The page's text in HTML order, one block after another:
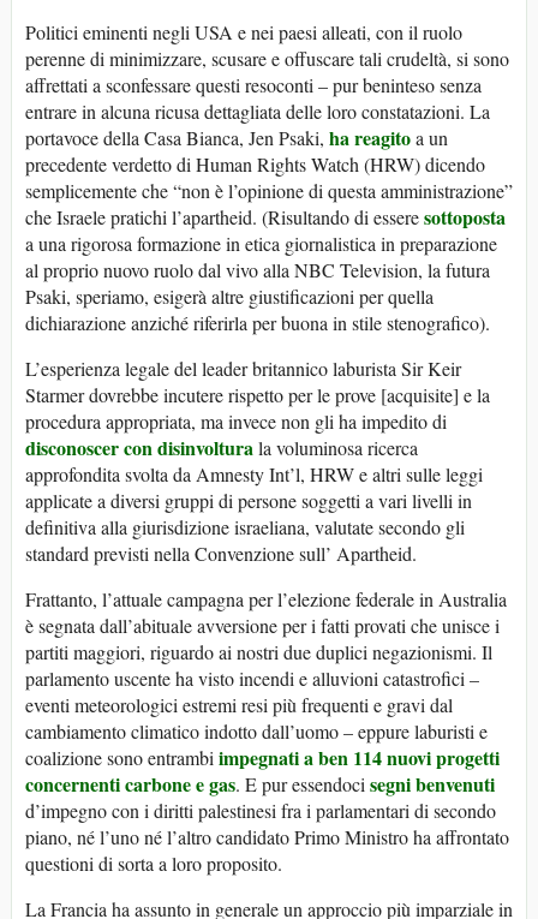
Politici eminenti negli USA e nei paesi alleati, con il ruolo
perenne di minimizzare, scusare e offuscare tali crudeltà, si sono
affrettati a sconfessare questi resoconti – pur beninteso senza
entrare in alcuna ricusa dettagliata delle loro constatazioni. La
portavoce della Casa Bianca, Jen Psaki, ha reagitoa un
precedente verdetto di Human Rights Watch (HRW) dicendo
semplicemente che “non è l’opinione di questa amministrazione”
che Israele pratichi l’apartheid. (Risultando di esseresottoposta
a una rigorosa formazione in etica giornalistica in preparazione
al proprio nuovo ruolo dal vivo alla NBC Television, la futura
Psaki, speriamo, esigerà altre giustificazioni per quella
dichiarazione anziché riferirla per buona in stile stenografico).
L’esperienza legale del leader britannico laburista Sir Keir
Starmer dovrebbe incutere rispetto per le prove [acquisite] e la
procedura appropriata, ma invece non gli ha impedito di
disconoscer con disinvoltura la voluminosa ricerca
approfondita svolta da Amnesty Int’l, HRW e altri sulle leggi
applicate a diversi gruppi di persone soggetti a vari livelli in
definitiva alla giurisdizione israeliana, valutate secondo gli
standard previsti nella Convenzione sull’ Apartheid.
Frattanto, l’attuale campagna per l’elezione federale in Australia
è segnata dall’abituale avversione per i fatti provati che unisce i
partiti maggiori, riguardo ai nostri due duplici negazionismi. Il
parlamento uscente ha visto incendi e alluvioni catastrofici –
eventi meteorologici estremi resi più frequenti e gravi dal
cambiamento climatico indotto dall’uomo – eppure laburisti e
coalizione sono entrambi impegnati a ben 114 nuovi progetti
concernenti carbone e gas. E pur essendoci segni benvenuti
d’impegno con i diritti palestinesi fra i parlamentari di secondo
piano, né l’uno né l’altro candidato Primo Ministro ha affrontato
questioni di sorta a loro proposito.
La Francia ha assunto in generale un approccio più imparziale in